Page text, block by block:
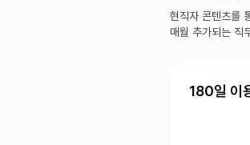
현직자 콘텐츠를
매월 추가되는 직
180일 이